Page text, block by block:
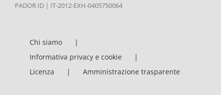
PADOR ID | IT-2012-EXH-0405750064
Chi siamo
Informativa privacy e cookie
Licenza
Amministrazione trasparente